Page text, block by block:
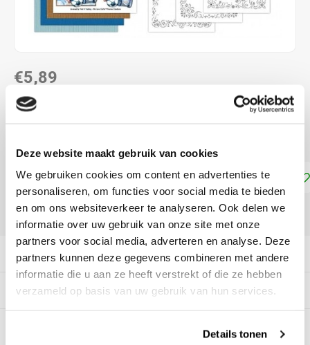
Deze website maakt gebruik van cookies
We gebruiken cookies om content en advertenties te
personaliseren, om functies voor social media te bieden
en om ons websiteverkeer te analyseren. Ook delen we
informatie over uw gebruik van onze site met onze
partners voor social media, adverteren en analyse. Deze
partners kunnen deze gegevens combineren met andere
informatie die u aan ze heeft verstrekt of die ze hebben
verzameld op basis van uw gebruik van hun services.
Details tonen
€5,89
NIET LEVERBAAR
Toevoegen aan winkelwagen
DELEN:
Productomschrijving
Gerelateerde producten